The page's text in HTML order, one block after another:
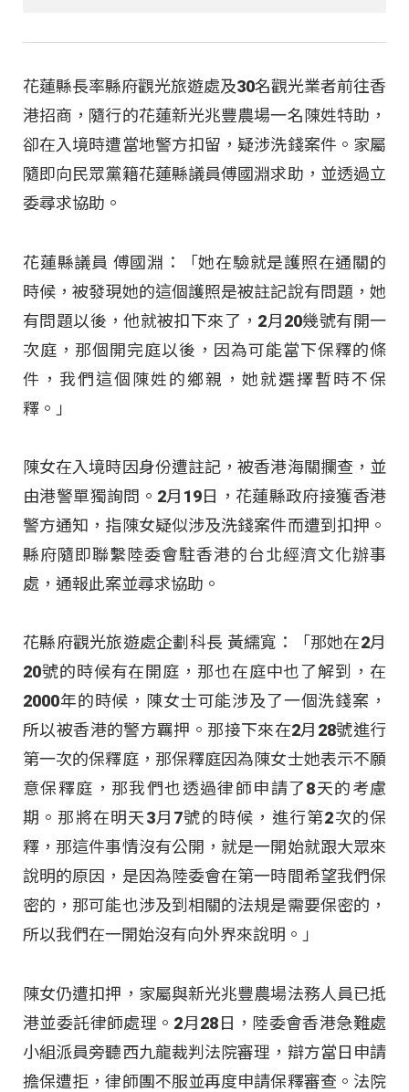
花蓮縣長率縣府觀光旅遊處及30名觀光業者前往香
港招商，隨行的花蓮新光兆豐農場一名陳姓特助，
卻在入境時遭當地警方扣留，疑涉洗錢案件。家屬
隨即向民眾黨籍花蓮縣議員傅國淵求助，並透過立
委尋求協助。
花蓮縣議員 傅國淵：「她在驗就是護照在通關的
時候，被發現她的這個護照是被註記說有問題，她
有問題以後，他就被扣下來了，2月20幾號有開一
次庭，那個開完庭以後，因為可能當下保釋的條
件，我們這個陳姓的鄉親，她就選擇暫時不保
釋。」
陳女在入境時因身份遭註記，被香港海關攔查，並
由港警單獨詢問。2月19日，花蓮縣政府接獲香港
警方通知，指陳女疑似涉及洗錢案件而遭到扣押。
縣府隨即聯繫陸委會駐香港的台北經濟文化辦事
處，通報此案並尋求協助。
花縣府觀光旅遊處企劃科長 黃繻寬：「那她在2月
20號的時候有在開庭，那也在庭中也了解到，在
2000年的時候，陳女士可能涉及了一個洗錢案，
所以被香港的警方羈押。那接下來在2月28號進行
第一次的保釋庭，那保釋庭因為陳女士她表示不願
意保釋庭，那我們也透過律師申請了8天的考慮
期。那將在明天3月7號的時候，進行第2次的保
釋，那這件事情沒有公開，就是一開始就跟大眾來
說明的原因，是因為陸委會在第一時間希望我們保
密的，那可能也涉及到相關的法規是需要保密的，
所以我們在一開始沒有向外界來說明。」
陳女仍遭扣押，家屬與新光兆豐農場法務人員已抵
港並委託律師處理。2月28日，陸委會香港急難處
小組派員旁聽西九龍裁判法院審理，辯方當日申請
擔保遭拒，律師團不服並再度申請保釋審查。法院